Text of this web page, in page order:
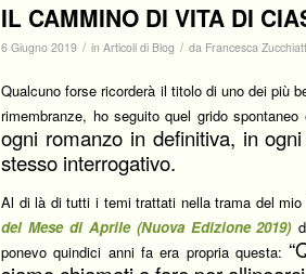
IL CAMMINO DI VITA DI
6 Giugno 2019 / inArticoli di Blog / da Francesca
Qualcuno forse ricorderà il titolo di uno dei più
rimembranze, ho seguito quel grido
ogni romanzo in definitiva, in
stesso interrogativo.
Al di là di tutti i temi trattati nella trama del mio
del Mese di Aprile (Nuova Edizione 2019)
ponevo quindici anni fa era propria questa: